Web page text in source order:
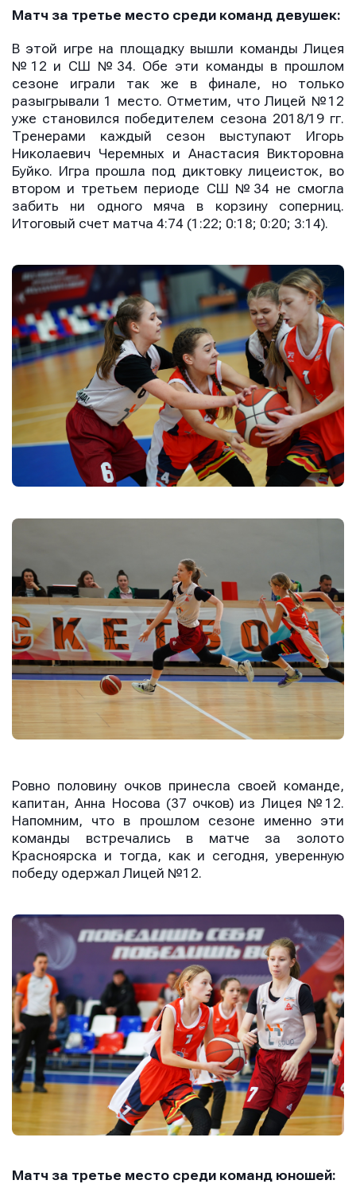
Матч за третье место среди команд девушек:
В этой игре на площадку вышли команды Лицея
№12 и СШ №34. Обе эти команды в прошлом
сезоне играли так же в финале, но только
разыгрывали 1 место. Отметим, что Лицей №12
уже становился победителем сезона 2018/19 гг.
Тренерами каждый сезон выступают Игорь
Николаевич Черемных и Анастасия Викторовна
Буйко. Игра прошла под диктовку лицеисток, во
втором и третьем периоде СШ №34 не смогла
забить ни одного мяча в корзину соперниц.
Итоговый счет матча 4:74 (1:22; 0:18; 0:20; 3:14).
Ровно половину очков принесла своей команде,
капитан, Анна Носова (37 очков) из Лицея №12.
Напомним, что в прошлом сезоне именно эти
команды встречались в матче за золото
Красноярска и тогда, как и сегодня, уверенную
победу одержал Лицей №12.
Матч за третье место среди команд юношей: